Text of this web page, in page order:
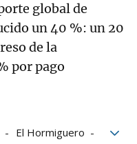
global de
un 40 %: un 20
de la
por pago
El Hormiguero